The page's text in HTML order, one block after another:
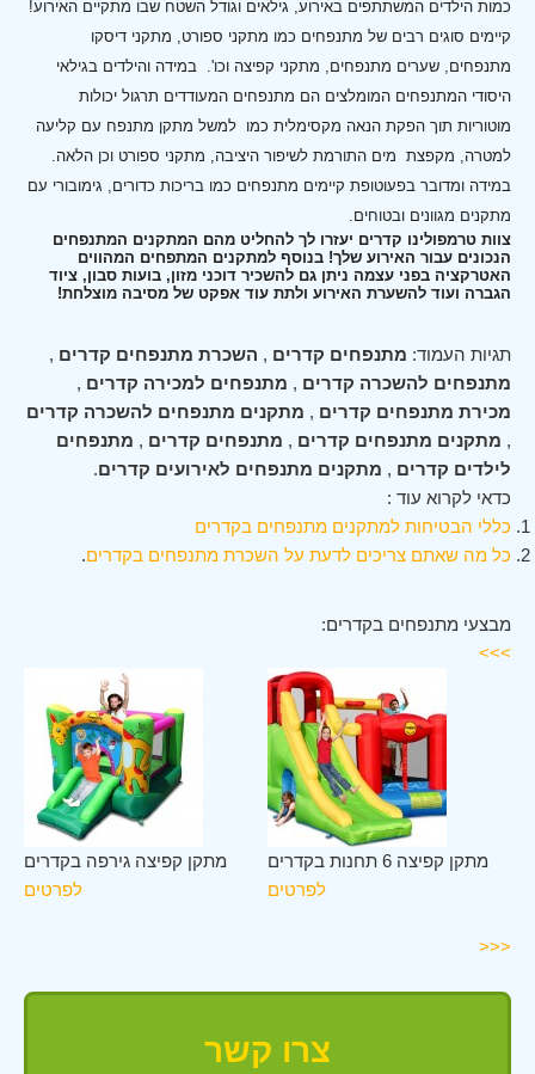
כמות הילדים המשתתפים באירוע, גילאים וגודל השטח שבו מתקיים האירוע!
קיימים סוגים רבים של מתנפחים כמו מתקני ספורט, מתקני דיסקו
מתנפחים, שערים מתנפחים, מתקני קפיצה וכו'. במידה והילדים בגילאי
היסודי המתנפחים המומלצים הם מתנפחים המעודדים תרגול יכולות
מוטוריות תוך הפקת הנאה מקסימלית כמו למשל מתקן מתנפח עם קליעה
למטרה, מקפצת מים התורמת לשיפור היציבה, מתקני ספורט וכן הלאה.
במידה ומדובר בפעוטופת קיימים מתנפחים כמו בריכות כדורים, גימובורי עם
מתקנים מגוונים ובטוחים.
צוות טרמפולינו קדרים יעזרו לך להחליט מהם המתקנים המתנפחים
הנכונים עבור האירוע שלך! בנוסף למתקנים המתפחים המהווים
האטרקציה בפני עצמה ניתן גם להשכיר דוכני מזון, בועות סבון, ציוד
הגברה ועוד להשערת האירוע ולתת עוד אפקט של מסיבה מוצלחת!
תגיות העמוד: מתנפחים קדרים , השכרת מתנפחים קדרים ,
מתנפחים להשכרה קדרים , מתנפחים למכירה קדרים ,
מכירת מתנפחים קדרים , מתקנים מתנפחים להשכרה קדרים
, מתקנים מתנפחים קדרים , מתנפחים קדרים , מתנפחים
לילדים קדרים , מתקנים מתנפחים לאירועים קדרים.
כדאי לקרוא עוד :
כללי הבטיחות למתקנים מתנפחים בקדרים
כל מה שאתם צריכים לדעת על השכרת מתנפחים בקדרים.
מבצעי מתנפחים בקדרים:
>>>
מתקן קפיצה גירפה בקדרים
לפרטים
מתקן קפיצה 6 תחנות בקדרים
לפרטים
<<<
צרו קשר